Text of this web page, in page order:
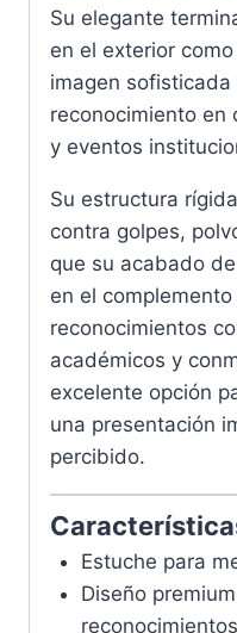
Su elegante
en el exterior
imagen
reconocimiento en
y eventos
Su estructura
contra golpes,
que su acabado
en el
reconocimientos
académicos y
excelente opción
una presentación
percibido.
Estuche para
Diseño
reconocimientos